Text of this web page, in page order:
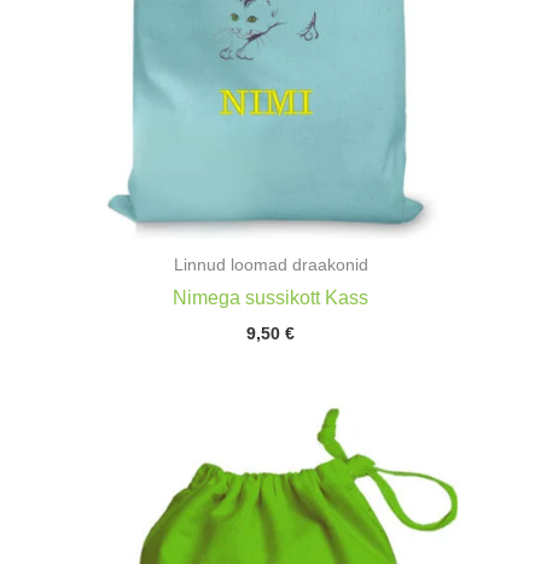
Linnud loomad draakonid
Nimega sussikott Kass
9,50 €